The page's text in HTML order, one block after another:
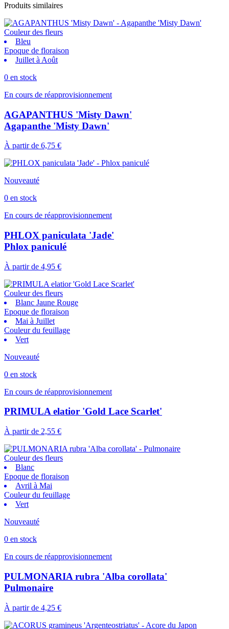
Produits similaires
Couleur des fleurs
Bleu
Epoque de floraison
Juillet à Août
0 en stock
En cours de réapprovisionnement
AGAPANTHUS 'Misty Dawn'
Agapanthe 'Misty Dawn'
À partir de 6,75 €
Nouveauté
0 en stock
En cours de réapprovisionnement
PHLOX paniculata 'Jade'
Phlox paniculé
À partir de 4,95 €
Couleur des fleurs
Blanc Jaune Rouge
Epoque de floraison
Mai à Juillet
Couleur du feuillage
Vert
Nouveauté
0 en stock
En cours de réapprovisionnement
PRIMULA elatior 'Gold Lace Scarlet'
À partir de 2,55 €
Couleur des fleurs
Blanc
Epoque de floraison
Avril à Mai
Couleur du feuillage
Vert
Nouveauté
0 en stock
En cours de réapprovisionnement
PULMONARIA rubra 'Alba corollata'
Pulmonaire
À partir de 4,25 €